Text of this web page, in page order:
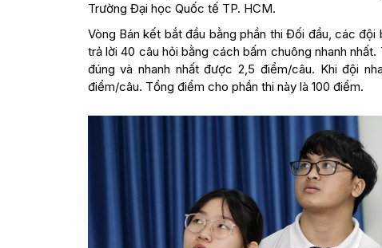
Trường Đại học Quốc tế TP. HCM.
Vòng Bán kết bắt đầu bằng phần thi Đối đầu, các
trả lời 40 câu hỏi bằng cách bấm chuông nhanh
đúng và nhanh nhất được 2,5 điểm/câu. Khi đội
điểm/câu. Tổng điểm cho phần thi này là 100 điểm.